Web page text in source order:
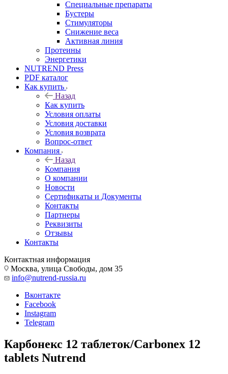
Специальные препараты
Бустеры
Стимуляторы
Снижение веса
Активная линия
Протеины
Энергетики
NUTREND Press
PDF каталог
Как купить
Назад
Как купить
Условия оплаты
Условия доставки
Условия возврата
Вопрос-ответ
Компания
Назад
Компания
О компании
Новости
Сертификаты и Документы
Контакты
Партнеры
Реквизиты
Отзывы
Контакты
Контактная информация
Москва, улица Свободы, дом 35
info@nutrend-russia.ru
Вконтакте
Facebook
Instagram
Telegram
Карбонекс 12 таблеток/Carbonex 12
tablets Nutrend